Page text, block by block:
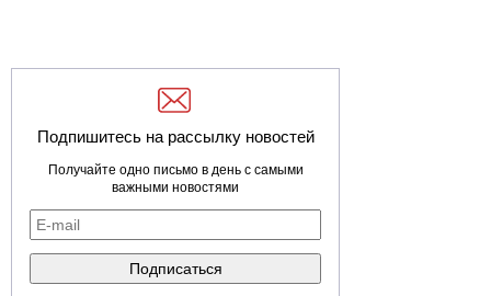
Подпишитесь на рассылку новостей
Получайте одно письмо в день с самыми
важными новостями